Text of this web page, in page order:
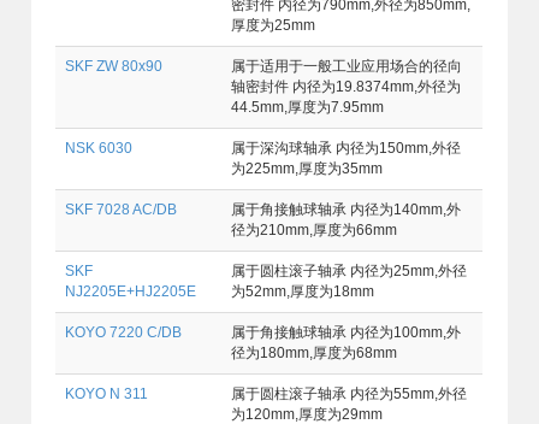
密封件 内径为790mm,外径为850mm,
厚度为25mm
SKF ZW 80x90
属于适用于一般工业应用场合的径向
轴密封件 内径为19.8374mm,外径为
44.5mm,厚度为7.95mm
NSK 6030
属于深沟球轴承 内径为150mm,外径
为225mm,厚度为35mm
SKF 7028 AC/DB
属于角接触球轴承 内径为140mm,外
径为210mm,厚度为66mm
SKF
NJ2205E+HJ2205E
属于圆柱滚子轴承 内径为25mm,外径
为52mm,厚度为18mm
KOYO 7220 C/DB
属于角接触球轴承 内径为100mm,外
径为180mm,厚度为68mm
KOYO N 311
属于圆柱滚子轴承 内径为55mm,外径
为120mm,厚度为29mm